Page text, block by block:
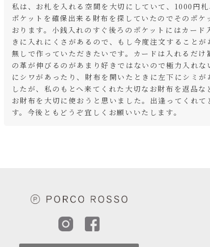
私は、お札を入れる空間を大切にしていて、1000円
ポケットを確保出来る財布を探していたのでそのポケ
おります。小銭入れのすぐ後ろのポケットにはカード
きに入れにくさがあるので、もし今度注文すること
無しで作っていただきたいです。カードは入れるだ
の革が伸びるのがあまり好きではないので極力入れな
にシワがあったり、財布を開いたときに左下にシミ
したが、私のもとへ来てくれた大切なお財布を返品
お財布を大切に使おうと思いました。出逢ってくれて
す。今後ともどうぞ宜しくお願いいたします。